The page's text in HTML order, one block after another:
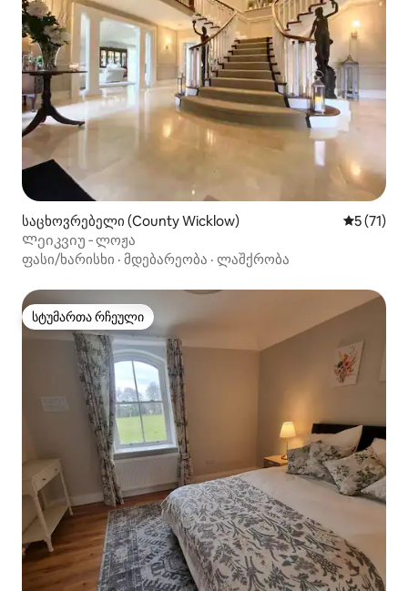
საცხოვრებელი (County Wicklow) საშუალო
5 (71)
Ლეიკვიუ ‑ ლოჟა
ფასი/ხარისხი · მდებარეობა · ლაშქრობა
სტუმართა რჩეული
სტუმართა რჩეული